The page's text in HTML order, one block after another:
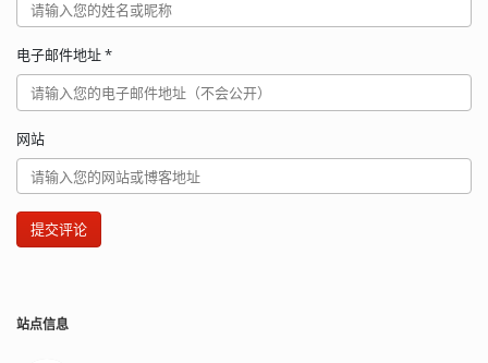
电子邮件地址*
网站
提交评论
站点信息